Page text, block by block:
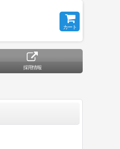
カート
採用情報